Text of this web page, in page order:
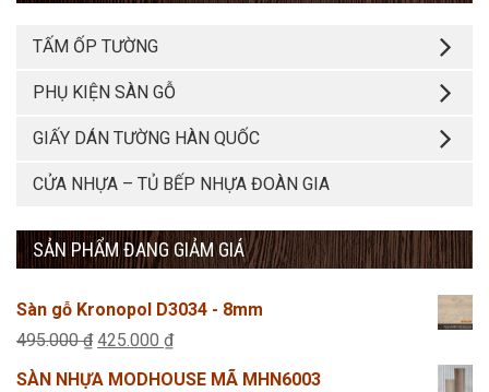
TẤM ỐP TƯỜNG
PHỤ KIỆN SÀN GỖ
GIẤY DÁN TƯỜNG HÀN QUỐC
CỬA NHỰA – TỦ BẾP NHỰA ĐOÀN GIA
SẢN PHẨM ĐANG GIẢM GIÁ
Sàn gỗ Kronopol D3034 - 8mm
495.000₫ Giá
gốc
425.000 ₫Giá
hiện
SÀN NHỰA MODHOUSE MÃ MHN6003